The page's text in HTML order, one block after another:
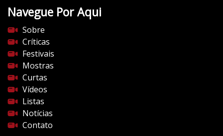
Navegue Por Aqui
Sobre
Críticas
Festivais
Mostras
Curtas
Vídeos
Listas
Notícias
Contato